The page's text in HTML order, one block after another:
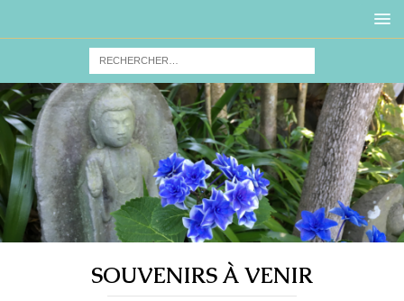
SOUVENIRS À VENIR